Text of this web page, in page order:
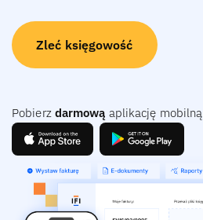
Zleć księgowość
Pobierz darmową aplikację mobilną